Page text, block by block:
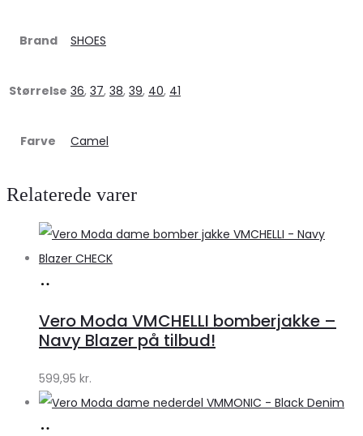
Brand SHOES
Størrelse 36, 37, 38, 39, 40, 41
Farve Camel
Relaterede varer
Klædeskabet.dk
Vero Moda VMCHELLI bomberjakke –
Navy Blazer på tilbud!
599,95 kr.